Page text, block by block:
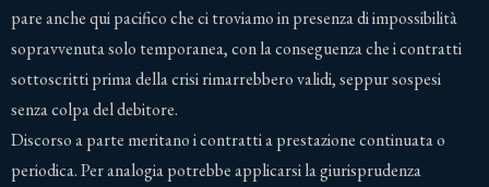
pare anche qui pacifico che ci troviamo in presenza di impossibilità
sopravvenuta solo temporanea, con la conseguenza che i contratti
sottoscritti prima della crisi rimarrebbero validi, seppur sospesi
senza colpa del debitore.
Discorso a parte meritano i contratti a prestazione continuata o
periodica. Per analogia potrebbe applicarsi la giurisprudenza